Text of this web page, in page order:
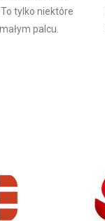
To tylko niektóre
palcu.